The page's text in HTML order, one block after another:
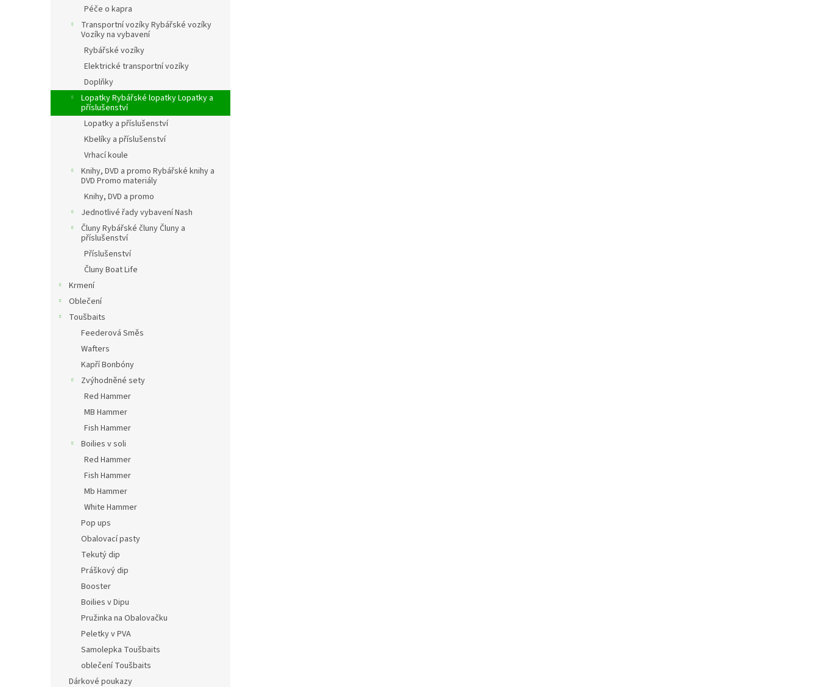
Péče o kapra
Transportní vozíky Rybářské vozíky
Vozíky na vybavení
Rybářské vozíky
Elektrické transportní vozíky
Doplňky
Lopatky Rybářské lopatky Lopatky a
příslušenství
Lopatky a příslušenství
Kbelíky a příslušenství
Vrhací koule
Knihy, DVD a promo Rybářské knihy a
DVD Promo materiály
Knihy, DVD a promo
Jednotlivé řady vybavení Nash
Čluny Rybářské čluny Čluny a
příslušenství
Příslušenství
Čluny Boat Life
Krmení
Oblečení
Toušbaits
Feederová Směs
Wafters
Kapří Bonbóny
Zvýhodněné sety
Red Hammer
MB Hammer
Fish Hammer
Boilies v soli
Red Hammer
Fish Hammer
Mb Hammer
White Hammer
Pop ups
Obalovací pasty
Tekutý dip
Práškový dip
Booster
Boilies v Dipu
Pružinka na Obalovačku
Peletky v PVA
Samolepka Toušbaits
oblečení Toušbaits
Dárkové poukazy